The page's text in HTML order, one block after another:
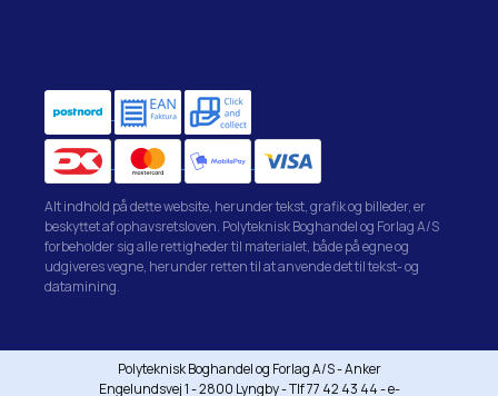
Alt indhold på dette website, herunder tekst, grafik og billeder, er
beskyttet af ophavsretsloven. Polyteknisk Boghandel og Forlag A/S
forbeholder sig alle rettigheder til materialet, både på egne og
udgiveres vegne, herunder retten til at anvende det til tekst- og
datamining.
Polyteknisk Boghandel og Forlag A/S - Anker
Engelundsvej 1 - 2800 Lyngby - Tlf 77 42 43 44 - e-